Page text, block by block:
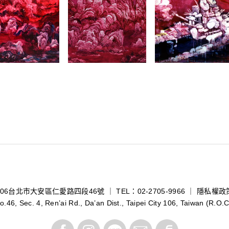
台北市大安區仁愛路四段46號 ｜ TEL：02-2705-9966 ｜ 隱私權政
Sec. 4, Ren’ai Rd., Da’an Dist., Taipei City 106, Taiwan